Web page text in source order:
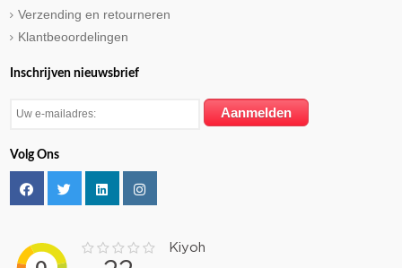
Verzending en retourneren
Klantbeoordelingen
Inschrijven nieuwsbrief
Volg Ons